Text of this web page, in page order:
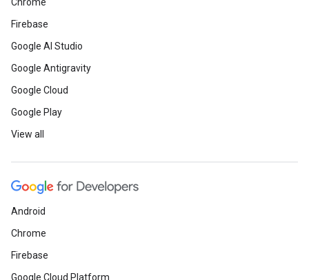
Firebase
Google AI Studio
Google Antigravity
Google Cloud
Google Play
View all
Android
Chrome
Firebase
Google Cloud Platform